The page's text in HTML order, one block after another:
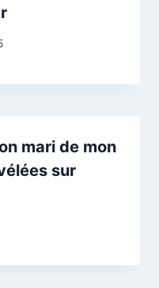
mari de mon
sur